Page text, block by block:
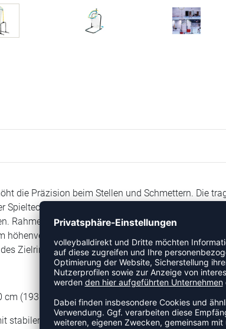
die Präzision beim Stellen und Schmettern. Die
Spieltechnik. Verwenden Sie das Netz neben dem
Rahmen und Fuß bestehen aus verschweißtem
Der Schwierigkeitsgrad lässt sich
Zielrings.
(193 cm mithilfe des Adapters)
stabilem Fuß und Vorderrädern aus Gummi zum